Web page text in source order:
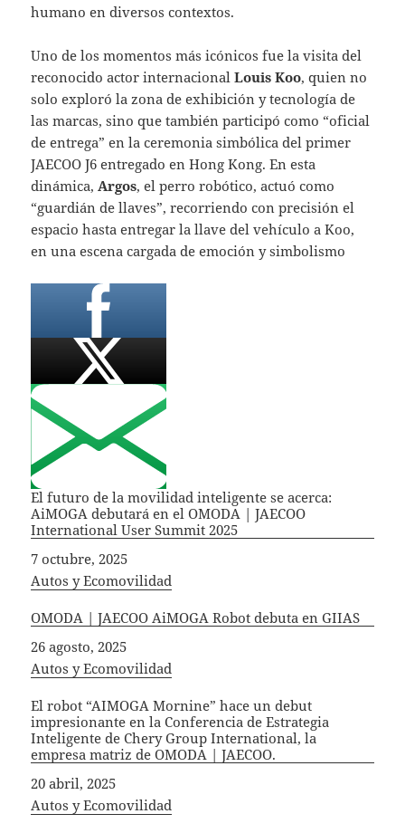
humano en diversos contextos.
Uno de los momentos más icónicos fue la visita del
reconocido actor internacionalLouis Koo, quien no
solo exploró la zona de exhibición y tecnología de
las marcas, sino que también participó como “oficial
de entrega” en la ceremonia simbólica del primer
JAECOO J6 entregado en Hong Kong. En esta
dinámica, Argos, el perro robótico, actuó como
“guardián de llaves”, recorriendo con precisión el
espacio hasta entregar la llave del vehículo a Koo,
en una escena cargada de emoción y simbolismo
El futuro de la movilidad inteligente se acerca:
AiMOGA debutará en el OMODA | JAECOO
International User Summit 2025
Fecha
7 octubre, 2025
In relation to
Autos y Ecomovilidad
OMODA | JAECOO AiMOGA Robot debuta en GIIAS
Fecha
26 agosto, 2025
In relation to
Autos y Ecomovilidad
El robot “AIMOGA Mornine” hace un debut
impresionante en la Conferencia de Estrategia
Inteligente de Chery Group International, la
empresa matriz de OMODA | JAECOO.
Fecha
20 abril, 2025
In relation to
Autos y Ecomovilidad